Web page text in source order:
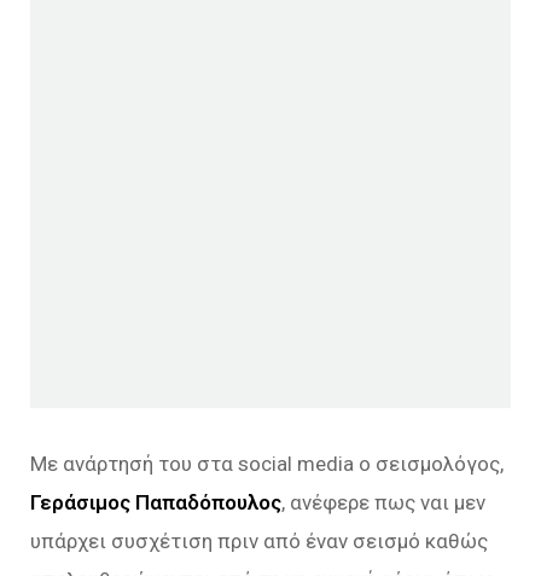
Με ανάρτησή του στα social media ο σεισμολόγος,
Γεράσιμος Παπαδόπουλος, ανέφερε πως ναι μεν
υπάρχει συσχέτιση πριν από έναν σεισμό καθώς